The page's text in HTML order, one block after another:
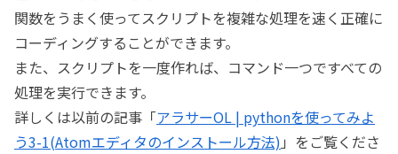
関数をうまく使ってスクリプトを複雑な処理を速く正確に
コーディングすることができます。
また、スクリプトを一度作れば、コマンド一つですべての
処理を実行できます。
詳しくは以前の記事「アラサーOL | pythonを使ってみよ
う3-1(Atomエディタのインストール方法) 」をご覧くださ